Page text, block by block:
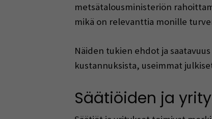
metsätalousministeriön
mikä on relevanttia monille
Näiden tukien ehdot ja
kustannuksista, useimmat
Säätiöiden ja